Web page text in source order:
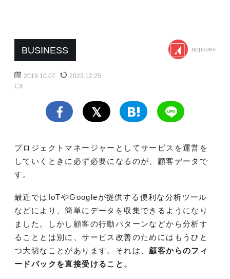
BUSINESS appcues
2019.10.07
2023.12.25
CX
プロジェクトマネージャーとしてサービスを運営を
していくときに必ず必要になるのが、顧客データで
す。
最近ではIoTやGoogleが提供する便利な分析ツール
などにより、簡単にデータを収集できるようになり
ました。しかし顧客の行動パターンなどから分析す
ることとは別に、サービス改善のためにはもうひと
つ大切なことがあります。それは、 顧客からのフィ
ードバックを直接受けること。